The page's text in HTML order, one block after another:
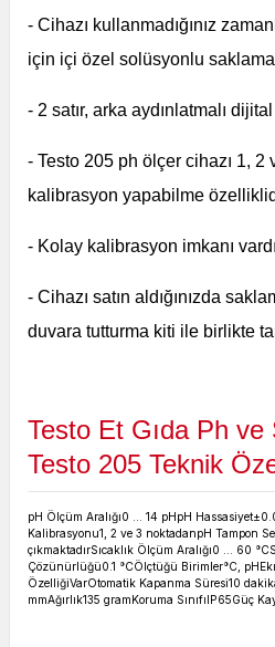
- Cihazı kullanmadığınız
için içi özel solüsyonlu saklama
- 2 satır, arka aydınlatmalı dijital
- Testo 205 ph ölçer cihazı 1, 2
kalibrasyon yapabilme
- Kolay kalibrasyon imkanı
- Cihazı satın aldığınızda
duvara tutturma kiti ile birlikte
Testo Et Gıda Ph ve
Testo 205 Teknik
pH Ölçüm Aralığı0 ... 14 pH pH Hassasiyet
Kalibrasyonu1, 2 ve 3 noktadanpH Tampon
çıkmaktadırSıcaklık Ölçüm Aralığı0 ... 60 °C
Çözünürlüğü0.1 °CÖlçtüğü Birimler°C, pH
ÖzelliğiVarOtomatik Kapanma Süresi10
mmAğırlık135 gram Koruma Sınıfı IP65Güç